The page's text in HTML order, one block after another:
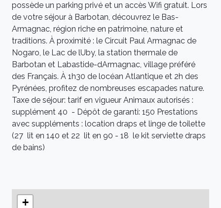
possède un parking privé et un accès Wifi gratuit. Lors
de votre séjour à Barbotan, découvrez le Bas-
Armagnac, région riche en patrimoine, nature et
traditions. À proximité : le Circuit Paul Armagnac de
Nogaro, le Lac de lUby, la station thermale de
Barbotan et Labastide-dArmagnac, village préféré
des Français. À 1h30 de locéan Atlantique et 2h des
Pyrénées, profitez de nombreuses escapades nature.
Taxe de séjour: tarif en vigueur Animaux autorisés :
supplément 40  - Dépôt de garanti: 150 Prestations
avec suppléments : location draps et linge de toilette
(27  lit en 140 et 22  lit en 90 - 18  le kit serviette draps
de bains)
+